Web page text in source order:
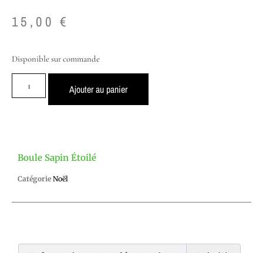
15,00€
Disponible sur commande
Ajouter au panier
Boule Sapin Étoilé
Catégorie Noël